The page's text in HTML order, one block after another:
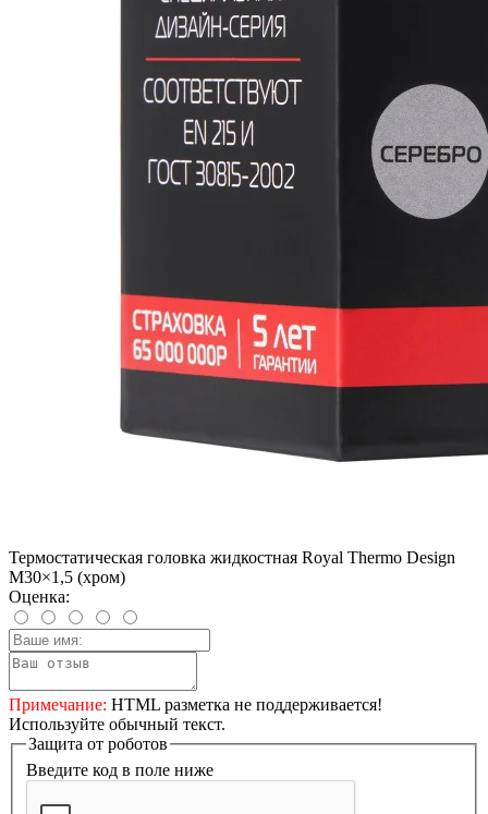
Термостатическая головка жидкостная Royal Thermo Design
M30×1,5 (хром)
Оценка:
Примечание: HTML разметка не поддерживается!
Используйте обычный текст.
Защита от роботов
Введите код в поле ниже